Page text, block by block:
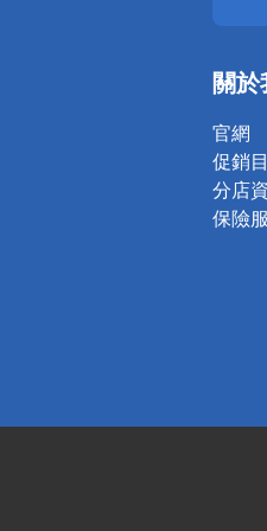
關於
官網
促銷
分店
保險